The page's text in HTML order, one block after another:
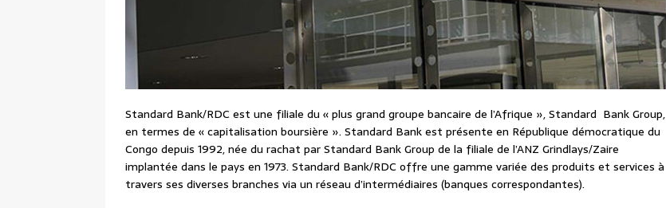
Standard Bank/RDC est une filiale du « plus grand groupe bancaire de l’Afrique », Standard Bank Group,
en termes de « capitalisation boursière ». Standard Bank est présente en République démocratique du
Congo depuis 1992, née du rachat par Standard Bank Group de la filiale de l’ANZ Grindlays/Zaire
implantée dans le pays en 1973. Standard Bank/RDC offre une gamme variée des produits et services à
travers ses diverses branches via un réseau d’intermédiaires (banques correspondantes).